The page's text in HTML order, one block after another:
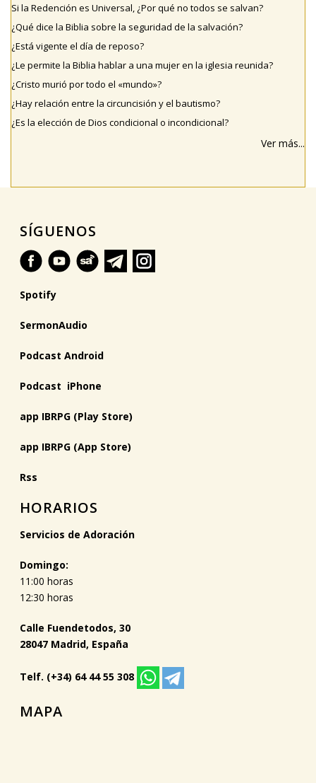
Si la Redención es Universal, ¿Por qué no todos se salvan?
¿Qué dice la Biblia sobre la seguridad de la salvación?
¿Está vigente el día de reposo?
¿Le permite la Biblia hablar a una mujer en la iglesia reunida?
¿Cristo murió por todo el «mundo»?
¿Hay relación entre la circuncisión y el bautismo?
¿Es la elección de Dios condicional o incondicional?
Ver más...
SÍGUENOS
Spotify
SermonAudio
Podcast Android
Podcast iPhone
app IBRPG (Play Store)
app IBRPG (App Store)
Rss
HORARIOS
Servicios de Adoración
Domingo:
11:00 horas
12:30 horas
Calle Fuendetodos, 30
28047 Madrid, España
Telf. (+34) 64 44 55 308
MAPA